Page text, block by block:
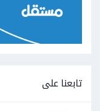
تابعنا على